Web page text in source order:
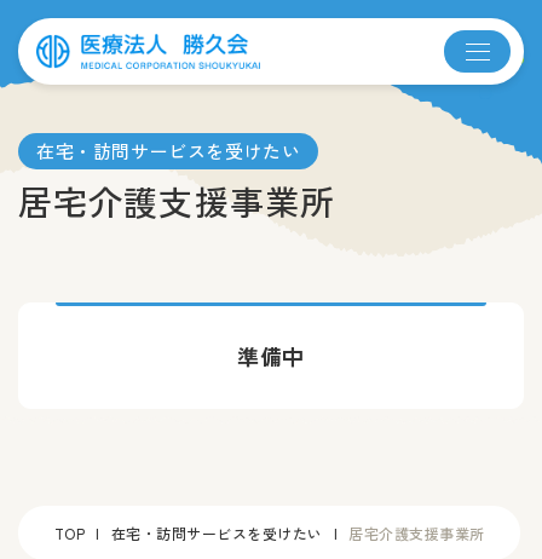
在宅・訪問サービスを受けたい
居宅介護支援事業所
準備中
TOP 在宅・訪問サービスを受けたい 居宅介護支援事業所